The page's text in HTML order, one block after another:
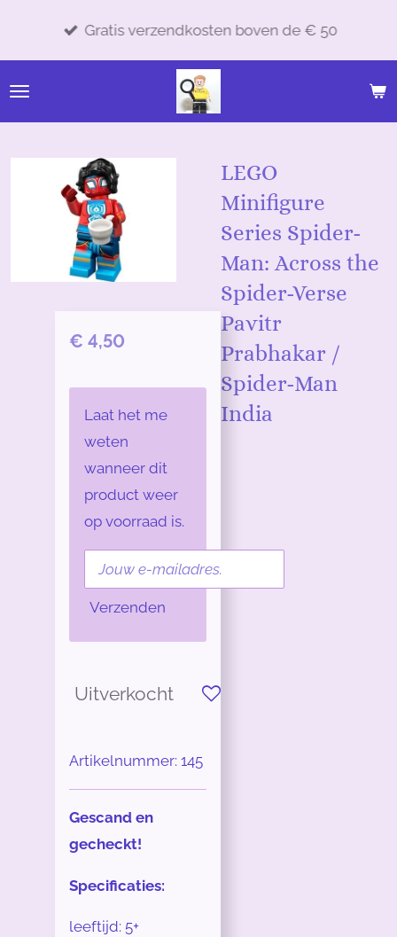
de
hoofdinhoud
Gratis verzendkosten boven de € 50
LEGO
Minifigure
Series Spider-
Man: Across the
Spider-Verse
Pavitr
Prabhakar /
Spider-Man
India
€ 4,50
Laat het me
weten
wanneer dit
product weer
op voorraad is.
Verzenden
Uitverkocht
Artikelnummer: 145
Gescand en
gecheckt!
Specificaties:
leeftijd: 5+